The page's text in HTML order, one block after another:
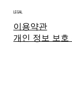
LEGAL
이용약관
개인 정보 보호